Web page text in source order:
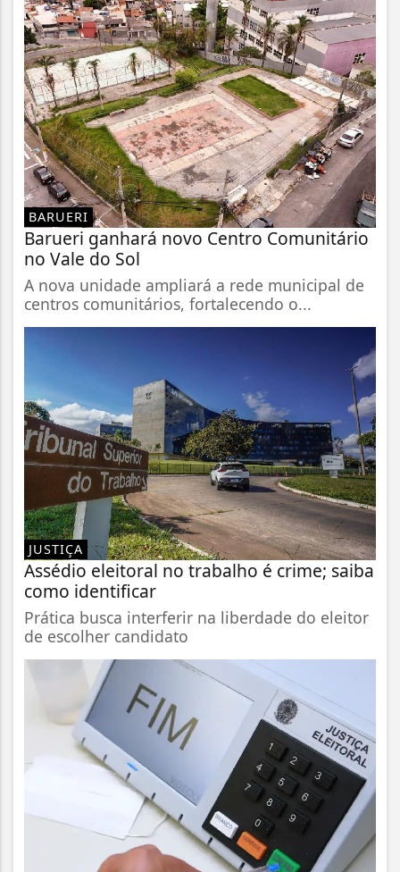
BARUERI
Barueri ganhará novo Centro Comunitário
no Vale do Sol
A nova unidade ampliará a rede municipal de
centros comunitários, fortalecendo o...
JUSTIÇA
Assédio eleitoral no trabalho é crime; saiba
como identificar
Prática busca interferir na liberdade do eleitor
de escolher candidato